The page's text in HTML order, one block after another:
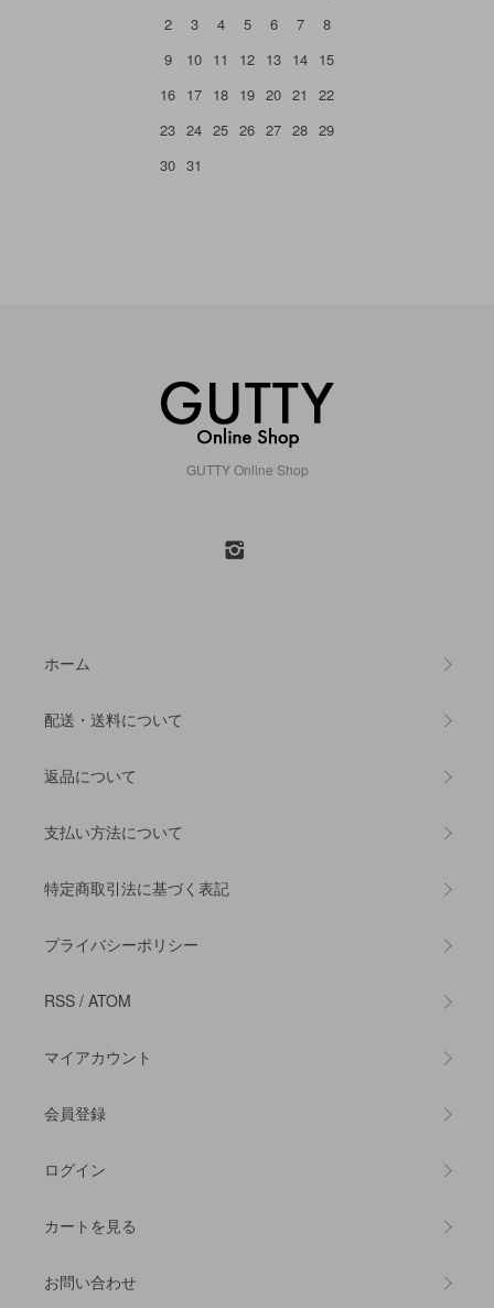
2
3 4 5 6 7
8
9
10 11 12 13 14 15
16 17 18 19 20 21
22
23 24 25 26 27 28 29
30 31
GUTTY Online Shop
ホーム
配送・送料について
返品について
支払い方法について
特定商取引法に基づく表記
プライバシーポリシー
RSS / ATOM
マイアカウント
会員登録
ログイン
カートを見る
お問い合わせ